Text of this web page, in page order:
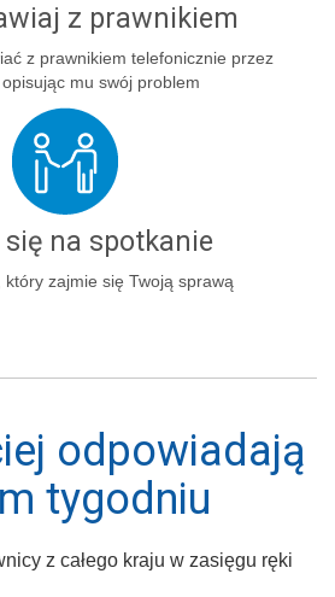
z prawnikiem
z prawnikiem telefonicznie przez
mu swój problem
na spotkanie
zajmie się Twoją sprawą
odpowiadają
tygodniu
z całego kraju w zasięgu ręki